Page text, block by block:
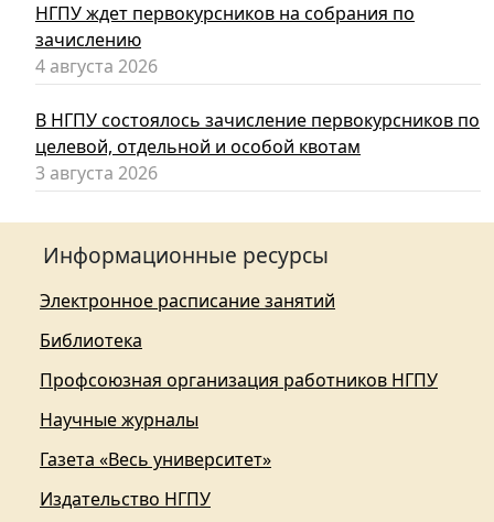
НГПУ ждет первокурсников на собрания по
зачислению
4 августа 2026
В НГПУ состоялось зачисление первокурсников по
целевой, отдельной и особой квотам
3 августа 2026
Информационные ресурсы
Электронное расписание занятий
Библиотека
Профсоюзная организация работников НГПУ
Научные журналы
Газета «Весь университет»
Издательство НГПУ